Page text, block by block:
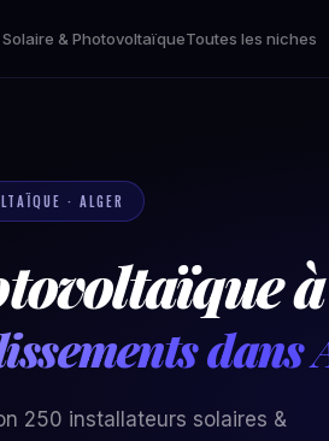
Solaire & PhotovoltaïqueToutes les niches
· ALGER
dans
250 installateurs solaires &